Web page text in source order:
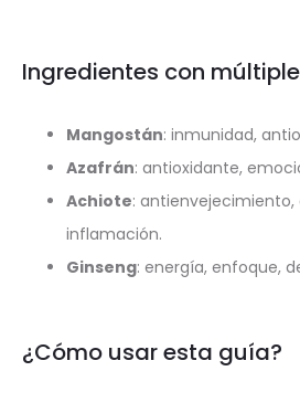
Ingredientes con
Mangostán: inmunidad,
Azafrán: antioxidante,
Achiote: antienvejecimiento,
inflamación.
Ginseng: energía, enfoque,
¿Cómo usar esta guía?